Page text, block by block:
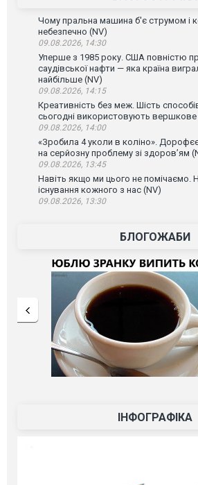
Чому пральна машина б'є струмом і
небезпечно (NV)
09.08.2026, 14:30
Уперше з 1985 року. США повністю
саудівської нафти — яка країна
найбільше (NV)
09.08.2026, 14:15
Креативність без меж. Шість
сьогодні використовують
09.08.2026, 14:00
«Зробила 4 уколи в коліно».
на серйозну проблему зі здоров’ям
09.08.2026, 13:45
Навіть якщо ми цього не помічаємо.
існування кожного з нас (NV)
09.08.2026, 13:30
БЛОГОЖАБИ
ІНФОГРАФІКА